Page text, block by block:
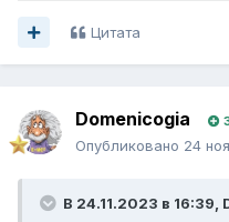
Цитата
Domenicogia
Опубликовано 24
В 24.11.2023 в 16:39,